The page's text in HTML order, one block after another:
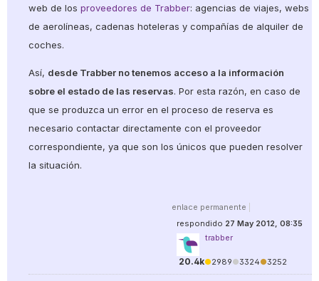
web de los proveedores de Trabber: agencias de viajes, webs
de aerolíneas, cadenas hoteleras y compañías de alquiler de
coches.
Así, desde Trabber no tenemos acceso a la información
sobre el estado de las reservas. Por esta razón, en caso de
que se produzca un error en el proceso de reserva es
necesario contactar directamente con el proveedor
correspondiente, ya que son los únicos que pueden resolver
la situación.
enlace permanente
respondido 27 May 2012, 08:35
trabber
20.4k●2989●3324●3252